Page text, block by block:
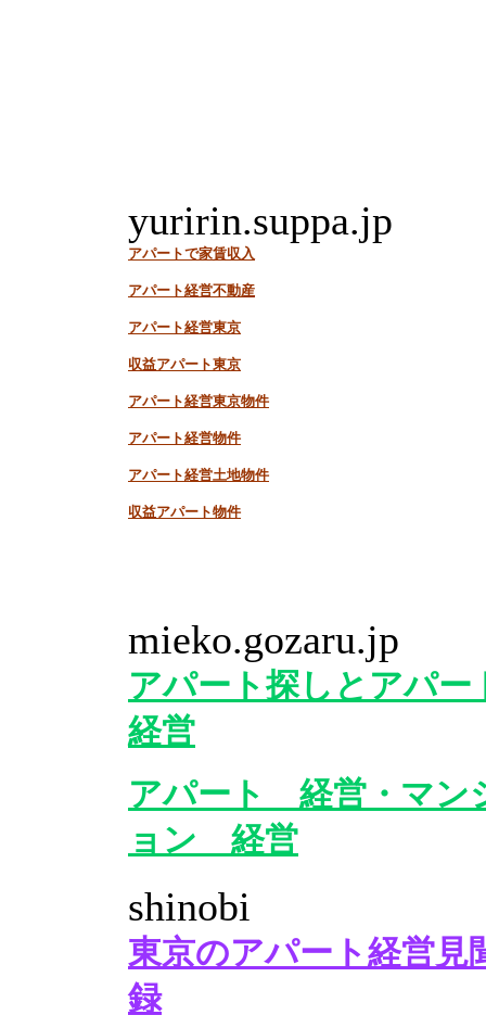
yuririn.suppa.jp
アパートで家賃収入
アパート経営不動産
アパート経営東京
収益アパート東京
アパート経営東京物件
アパート経営物件
アパート経営土地物件
収益アパート物件
mieko.gozaru.jp
アパート探しとアパー
経営
アパート 経営・マン
ョン 経営
shinobi
東京のアパート経営見
録